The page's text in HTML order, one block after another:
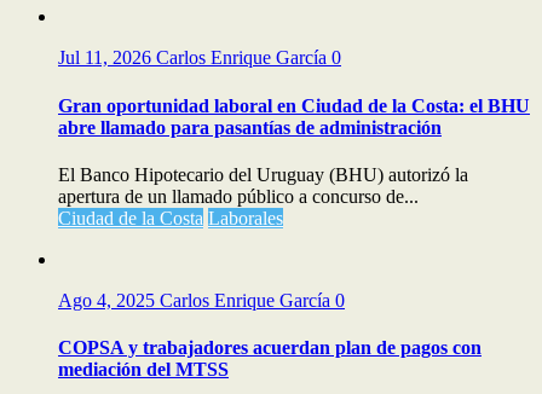
Jul 11, 2026 Carlos Enrique García 0
Gran oportunidad laboral en Ciudad de la Costa: el BHU
abre llamado para pasantías de administración
El Banco Hipotecario del Uruguay (BHU) autorizó la
apertura de un llamado público a concurso de...
Ciudad de la Costa Laborales
Ago 4, 2025 Carlos Enrique García 0
COPSA y trabajadores acuerdan plan de pagos con
mediación del MTSS